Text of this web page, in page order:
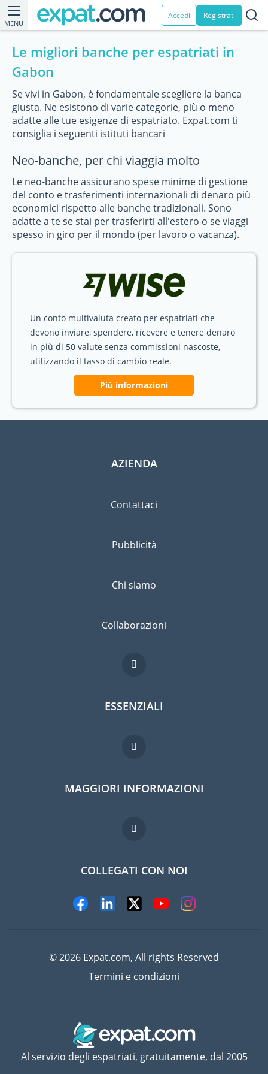
MENU
Accedi Registrati
Le migliori banche per espatriati in
Gabon
Se vivi in Gabon, è fondamentale scegliere la banca
giusta. Ne esistono di varie categorie, più o meno
adatte alle tue esigenze di espatriato. Expat.com ti
consiglia i seguenti istituti bancari
Neo-banche, per chi viaggia molto
Le neo-banche assicurano spese minime di gestione
del conto e trasferimenti internazionali di denaro più
economici rispetto alle banche tradizionali. Sono
adatte a te se stai per trasferirti all'estero o se viaggi
spesso in giro per il mondo (per lavoro o vacanza).
Un conto multivaluta creato per espatriati che
devono inviare, spendere, ricevere e tenere denaro
in più di 50 valute senza commissioni nascoste,
utilizzando il tasso di cambio reale.
Più informazioni
AZIENDA
Contattaci
Pubblicità
Chi siamo
Collaborazioni
ESSENZIALI
Forum per expat
Guida per expat
Lavori all'estero
MAGGIORI INFORMAZIONI
Domande frequenti
COLLEGATI CON NOI
© 2026 Expat.com, All rights Reserved
Termini e condizioni
Al servizio degli espatriati, gratuitamente, dal 2005